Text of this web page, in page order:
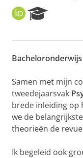
O
R
I
e
r
h
P
o
r
t
a
Bacheloronderwijs
Samen met mijn
tweedejaarsvak
brede inleiding op
we de
theorieën de
Ik begeleid ook